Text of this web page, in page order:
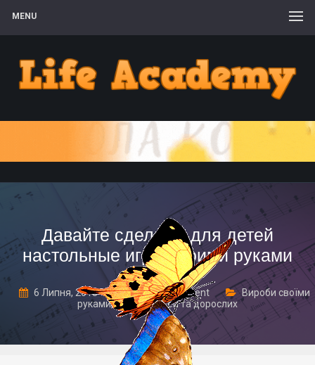
MENU
Давайте сделаем для детей
настольные игры своими руками
6 Липня, 2018 Leave a comment
Вироби своїми
руками,Ігри для дітей та дорослих